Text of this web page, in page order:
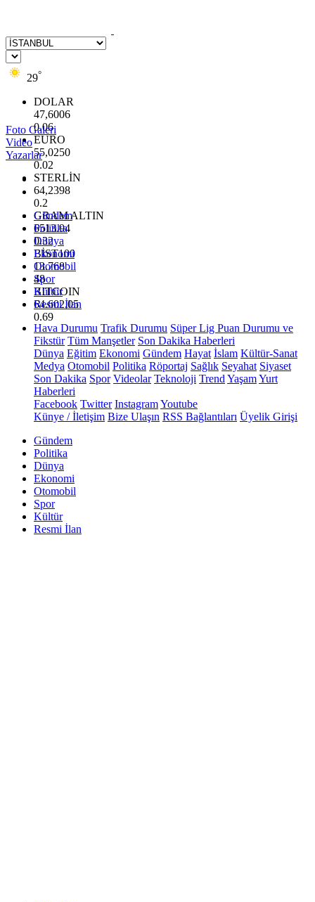
29°
DOLAR
47,6006
0.06
EURO
55,0250
0.02
STERLİN
64,2398
0.2
GRAM ALTIN
6513.94
0.32
BİST100
13.768
48
BITCOIN
64.602,05
0.69
Foto Galeri
Video
Yazarlar
Gündem
Politika
Dünya
Ekonomi
Otomobil
Spor
Kültür
Resmi İlan
Hava Durumu Trafik Durumu Süper Lig Puan Durumu ve
Fikstür Tüm Manşetler Son Dakika Haberleri
Dünya Eğitim Ekonomi Gündem Hayat İslam Kültür-Sanat
Medya Otomobil Politika Röportaj Sağlık Seyahat Siyaset
Son Dakika Spor Videolar Teknoloji Trend YaşamYurt
Haberleri
Facebook Twitter InstagramYoutube
Künye / İletişim Bize Ulaşın RSS Bağlantıları Üyelik Girişi
Gündem
Politika
Dünya
Ekonomi
Otomobil
Spor
Kültür
Resmi İlan